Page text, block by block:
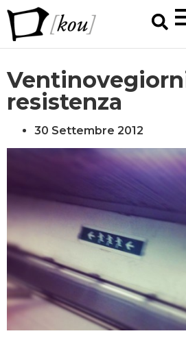
resistenza
30 Settembre 2012